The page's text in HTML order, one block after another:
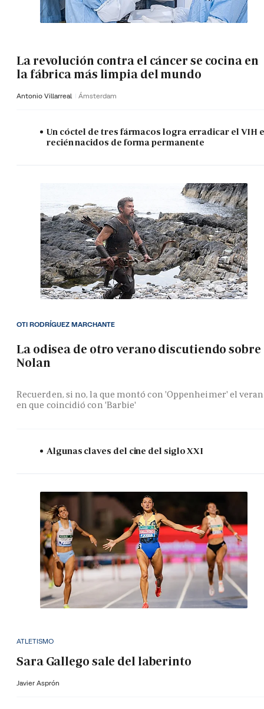
La revolución contra el cáncer se cocina en
la fábrica más limpia del mundo
Antonio Villarreal Ámsterdam
Un cóctel de tres fármacos logra erradicar el VIH
recién nacidos de forma permanente
La odisea de otro verano discutiendo sobre
Nolan
Recuerden, si no, la que montó con 'Oppenheimer' el
en que coincidió con 'Barbie'
OTI RODRÍGUEZ MARCHANTE
Algunas claves del cine del siglo XXI
ATLETISMO
Sara Gallego sale del laberinto
Javier Asprón